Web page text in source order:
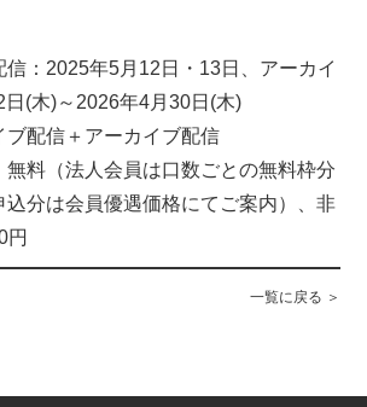
信：2025年5月12日・13日、アーカイ
(木)～2026年4月30日(木)
ブ配信＋アーカイブ配信
無料（法人会員は口数ごとの無料枠分
込分は会員優遇価格にてご案内）、非
円
一覧に戻る